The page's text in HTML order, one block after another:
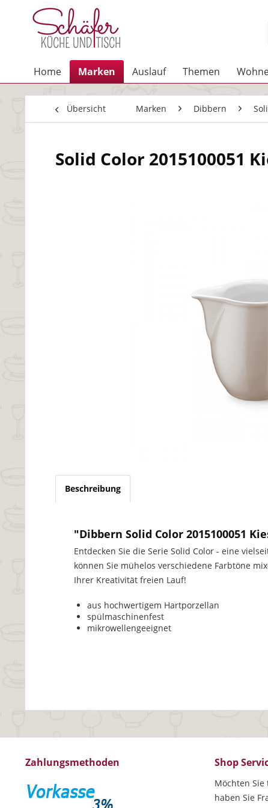
Home Marken Auslauf Themen
Übersicht Marken Dibbern
Solid Color 2015100051
Beschreibung
"Dibbern Solid Color 2015100051
Entdecken Sie die Serie Solid Color - eine
können Sie mühelos verschiedene Farbtöne
Ihrer Kreativität freien Lauf!
aus hochwertigem Hartporzellan
spülmaschinenfest
mikrowellengeeignet
Zahlungsmethoden Shop
Möchten
haben Sie